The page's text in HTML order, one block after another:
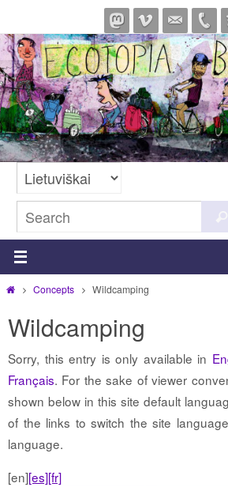
to
content
HomeConcepts Wildcamping
Wildcamping
Sorry, this entry is only available in
Français. For the sake of viewer
shown below in this site default
of the links to switch the site
language.
[en][es][fr]